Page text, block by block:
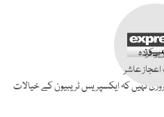
کردہ
عاشر
نہیں کہ ایکسپریس ٹریبیون کے خیالات